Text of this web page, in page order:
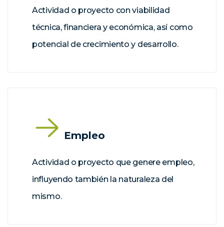
Actividad o proyecto con viabilidad
técnica, financiera y económica, así como
potencial de crecimiento y desarrollo.
Empleo
Actividad o proyecto que genere empleo,
influyendo también la naturaleza del
mismo.